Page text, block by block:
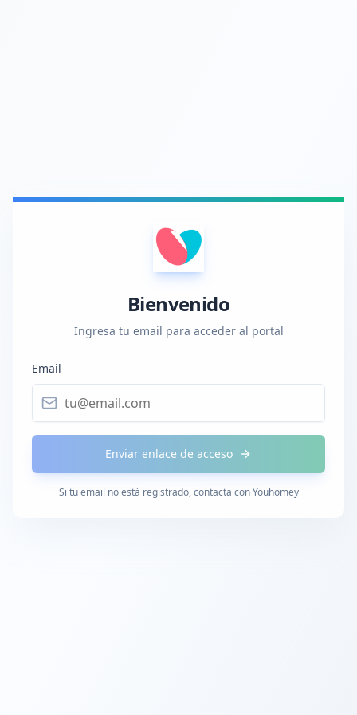
Bienvenido
Ingresa tu email para acceder al portal
Email
Enviar enlace de acceso
Si tu email no está registrado, contacta con Youhomey